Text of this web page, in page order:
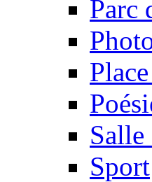
Parc
Sport